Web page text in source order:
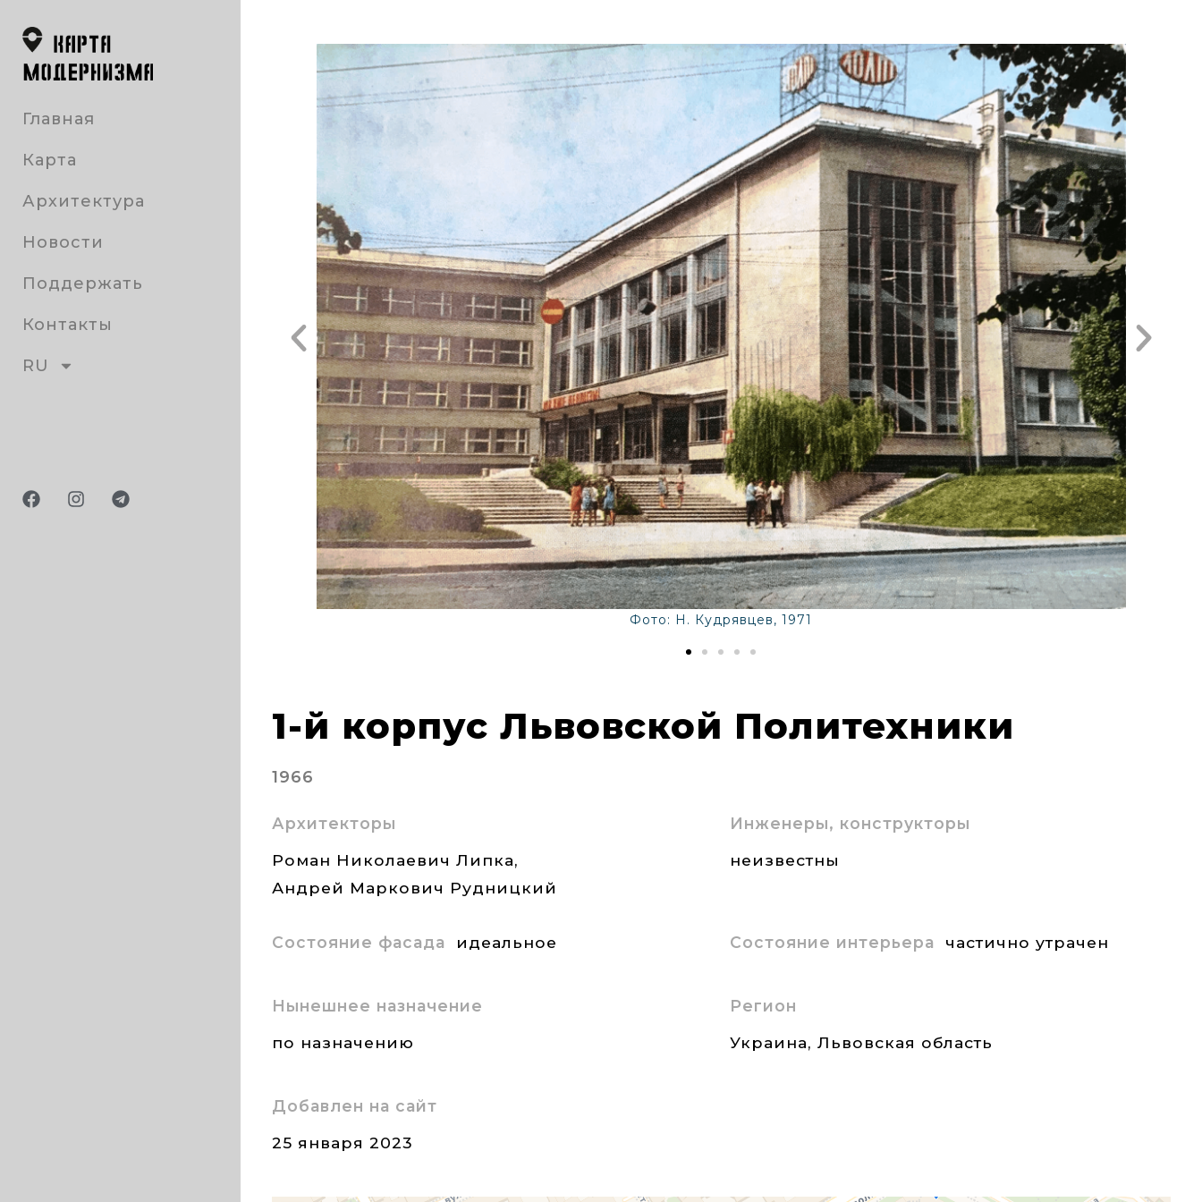
Главная
Карта
Архитектура
Новости
Поддержать
Контакты
RU
Фото: Н. Кудрявцев, 1971
1-й корпус Львовской Политехники
1966
Архитекторы
Роман Николаевич Липка,
Андрей Маркович Рудницкий
Инженеры, конструкторы
неизвестны
Состояние фасада идеальное Состояние интерьера частично утрачен
Нынешнее назначение
по назначению
Регион
Украина,Львовская область
Добавлен на сайт
25 января 2023